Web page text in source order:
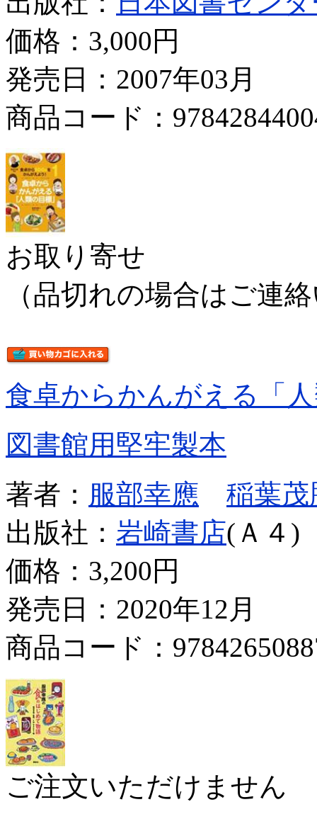
価格： 3,000円
発売日：2007年03月
商品コード：
お取り寄せ
（品切れの場合はご連
食卓からかんがえる「
図書館用堅牢製本
著者： 服部幸應
稲葉茂
出版社： 岩崎書店(Ａ４)
価格： 3,200円
発売日：2020年12月
商品コード：
ご注文いただけません